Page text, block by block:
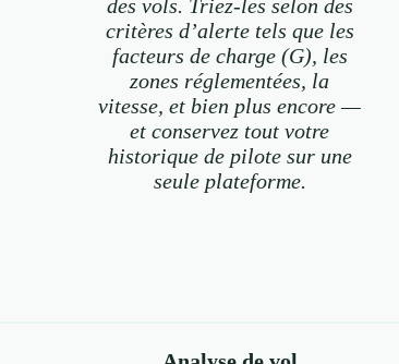
des vols. Triez-les selon des
critères d’alerte tels que les
facteurs de charge (G), les
zones réglementées, la
vitesse, et bien plus encore —
et conservez tout votre
historique de pilote sur une
seule plateforme.